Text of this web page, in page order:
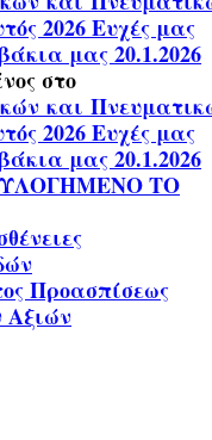
2026 Ευχές μας
μας 20.1.2026
στο
και
2026 Ευχές μας
μας 20.1.2026
ΤΟ
Προασπίσεως
Αξιών